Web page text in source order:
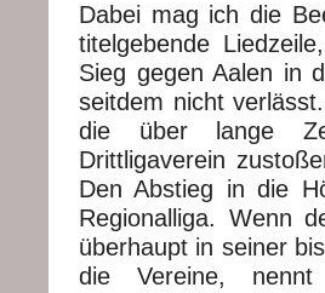
Dabei mag ich die
titelgebende
Sieg gegen Aalen in
seitdem nicht
die über lange
Drittligaverein
Den Abstieg in die
Regionalliga. Wenn
überhaupt in seiner
die Vereine,